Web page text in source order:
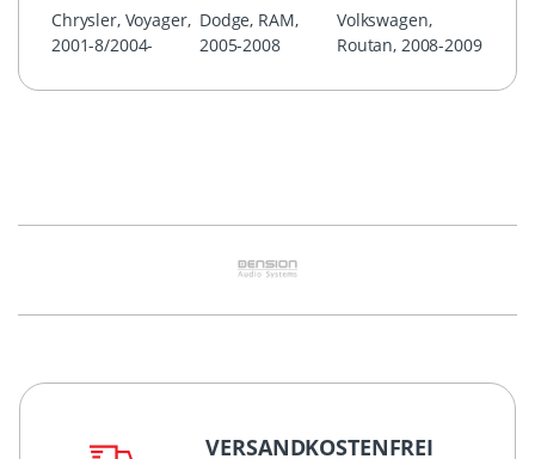
Chrysler, Voyager,
2001-8/2004-
Dodge, RAM,
2005-2008
Volkswagen,
Routan, 2008-2009
VERSANDKOSTENFREI